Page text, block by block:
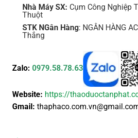
Nhà Máy SX: Cụm Công Nghiệp
Thuột
STK NGân Hàng: NGÂN HÀNG
Thắng
Zalo: 0979.58.78.63
Website: https://
Gmail: